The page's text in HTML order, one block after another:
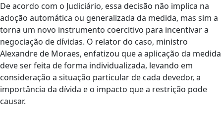
De acordo com o Judiciário, essa decisão não implica na
adoção automática ou generalizada da medida, mas sim a
torna um novo instrumento coercitivo para incentivar a
negociação de dívidas. O relator do caso, ministro
Alexandre de Moraes, enfatizou que a aplicação da medida
deve ser feita de forma individualizada, levando em
consideração a situação particular de cada devedor, a
importância da dívida e o impacto que a restrição pode
causar.